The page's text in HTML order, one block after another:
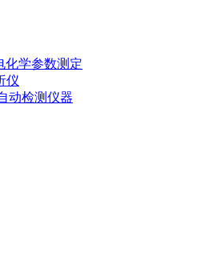
化学参数测定
仪
动检测仪器